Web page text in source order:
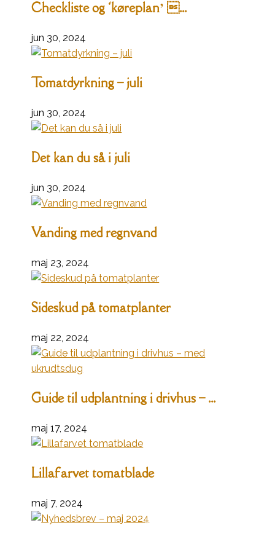
Checkliste og ‘køreplan’ ...
jun 30, 2024
Tomatdyrkning – juli
jun 30, 2024
Det kan du så i juli
jun 30, 2024
Vanding med regnvand
maj 23, 2024
Sideskud på tomatplanter
maj 22, 2024
Guide til udplantning i drivhus – ...
maj 17, 2024
Lillafarvet tomatblade
maj 7, 2024